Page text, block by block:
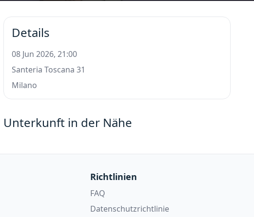
Details
08 Jun 2026, 21:00
Santeria Toscana 31
Milano
Unterkunft in der Nähe
Richtlinien
FAQ
Datenschutzrichtlinie